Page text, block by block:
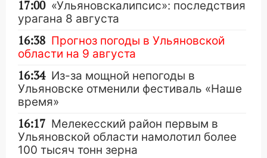
17:00 «Ульяновскалипсис»: последствия
урагана 8 августа
16:38 Прогноз погоды в Ульяновской
области на 9 августа
16:34 Из-за мощной непогоды в
Ульяновске отменили фестиваль «Наше
время»
16:17 Мелекесский район первым в
Ульяновской области намолотил более
100 тысяч тонн зерна